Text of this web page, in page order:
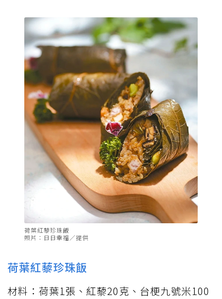
荷葉紅藜珍珠飯
照片：日日幸福／提供
荷葉紅藜珍珠飯
材料：荷葉1張、紅藜20克、台梗九號米100